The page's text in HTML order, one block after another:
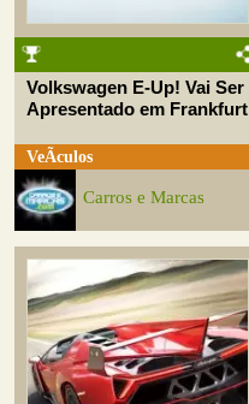
Volkswagen E-Up! Vai Ser
Apresentado em Frankfurt
VeÃ­culos
Carros e Marcas